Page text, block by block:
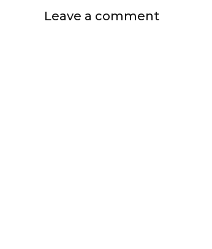
Leave a comment